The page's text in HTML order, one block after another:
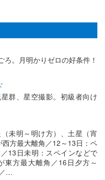
。月明かりゼロの好条件！
群、星空撮影。初級者向け
未明～明け方）、土星（宵
方最大離角／12～13日：ペ
13日未明：スペインなどで
東方最大離角／16日夕方～
…